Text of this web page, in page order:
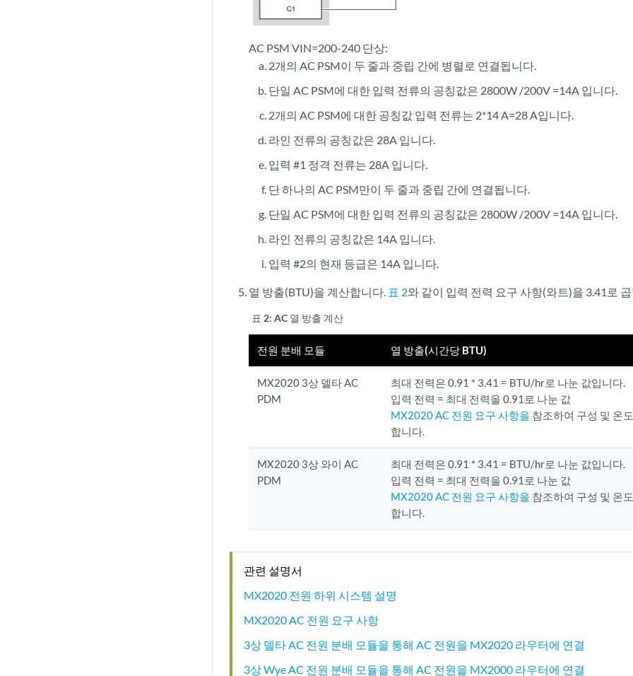
AC PSM VIN=200-240 단상:
2개의 AC PSM이 두 줄과 중립 간에 병렬로 연결됩니다.
단일 AC PSM에 대한 입력 전류의 공칭값은 2800W /200V =14A 입니다.
2개의 AC PSM에 대한 공칭값 입력 전류는 2*14 A=28 A입니다.
라인 전류의 공칭값은 28A 입니다.
입력 #1 정격 전류는 28A 입니다.
단 하나의 AC PSM만이 두 줄과 중립 간에 연결됩니다.
단일 AC PSM에 대한 입력 전류의 공칭값은 2800W /200V =14A 입니다.
라인 전류의 공칭값은 14A 입니다.
입력 #2의 현재 등급은 14A 입니다.
열 방출(BTU)을 계산합니다. 표 2와 같이 입력 전력 요구 사항(와트)을 3.41로
표 2:AC 열 방출 계산
전원 분배 모듈 열 방출(시간당 BTU)
MX2020 3상 델타 AC
PDM
최대 전력은 0.91 * 3.41 = BTU/hr로 나눈 값입니다.
입력 전력 = 최대 전력을 0.91로 나눈 값
MX2020 AC 전원 요구 사항을 참조하여 구성 및 온
합니다.
MX2020 3상 와이 AC
PDM
최대 전력은 0.91 * 3.41 = BTU/hr로 나눈 값입니다.
입력 전력 = 최대 전력을 0.91로 나눈 값
MX2020 AC 전원 요구 사항을 참조하여 구성 및 온
합니다.
관련 설명서
MX2020 전원 하위 시스템 설명
MX2020 AC 전원 요구 사항
3상 델타 AC 전원 분배 모듈을 통해 AC 전원을 MX2020 라우터에 연결
3상 Wye AC 전원 분배 모듈을 통해 AC 전원을 MX2000 라우터에 연결